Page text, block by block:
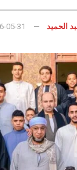
الحميد 05-31